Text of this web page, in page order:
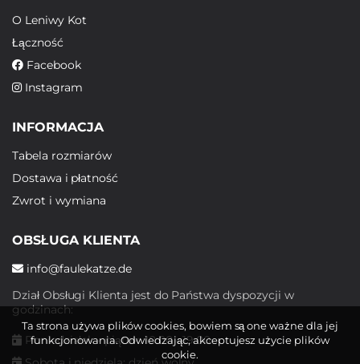
O Leniwy Kot
Łączność
Facebook
Instagram
INFORMACJA
Tabela rozmiarów
Dostawa i płatność
Zwrot i wymiana
OBSŁUGA KLIENTA
info@faulekatze.de
Dział Obsługi Klienta jest do Państwa dyspozycji w
godzinach:
Poniedziałek - piątek: 10:00 - 19:00
Ta strona używa plików cookies, bowiem są one ważne dla jej
funkcjonowania. Odwiedzając, akceptujesz użycie plików
cookie.